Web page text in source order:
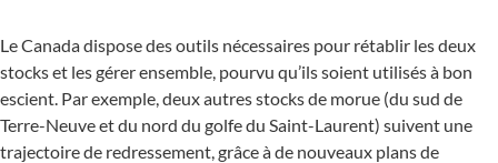
Le Canada dispose des outils nécessaires pour rétablir les deux
stocks et les gérer ensemble, pourvu qu’ils soient utilisés à bon
escient. Par exemple, deux autres stocks de morue (du sud de
Terre-Neuve et du nord du golfe du Saint-Laurent) suivent une
trajectoire de redressement, grâce à de nouveaux plans de